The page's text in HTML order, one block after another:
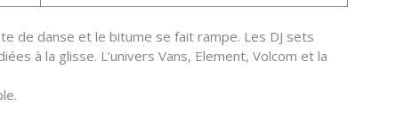
de danse et le bitume se fait rampe. Les DJ sets
à la glisse. L’univers Vans, Element, Volcom et la